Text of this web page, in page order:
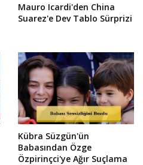
Mauro Icardi'den China
Suarez'e Dev Tablo Sürprizi
Kübra Süzgün'ün
Babasından Özge
Özpirinçci'ye Ağır Suçlama